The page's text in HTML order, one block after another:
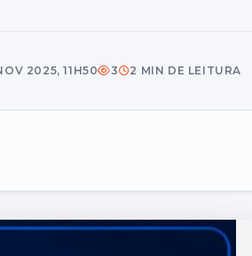
2025, 11H50 3 2 MIN DE LEITURA